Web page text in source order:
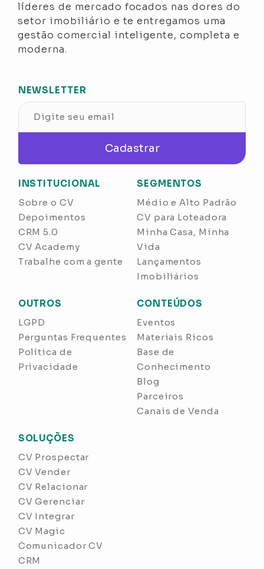
líderes de mercado focados nas dores do
setor imobiliário e te entregamos uma
gestão comercial inteligente, completa e
moderna.
INSTITUCIONAL
Sobre o CV
Depoimentos
CRM 5.0
CV Academy
Trabalhe com a gente
SEGMENTOS
Médio e Alto Padrão
CV para Loteadora
Minha Casa, Minha
Vida
Lançamentos
Imobiliários
OUTROS
LGPD
Perguntas Frequentes
Política de
Privacidade
CONTEÚDOS
Eventos
Materiais Ricos
Base de
Conhecimento
Blog
Parceiros
Canais de Venda
SOLUÇÕES
CV Prospectar
CV Vender
CV Relacionar
CV Gerenciar
CV Integrar
CV Magic
Comunicador CV
CRM
NEWSLETTER
Cadastrar